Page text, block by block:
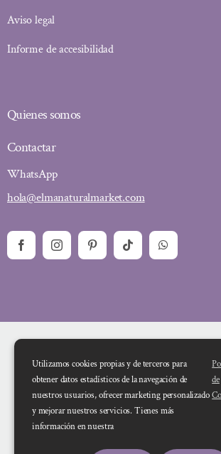
Aviso legal
Informe de accesibilidad
Quienes somos
Contactar
WhatsApp
hola@elmanaturalmarket.com
Financiado por la Unión Europea – NextGenerationEU.
Utilizamos cookies propias y de terceros para
obtener datos estadísticos de la navegación de
nuestros usuarios, ofrecer marketing personalizado
y mejorar nuestros servicios. Tienes más
información en nuestra
de